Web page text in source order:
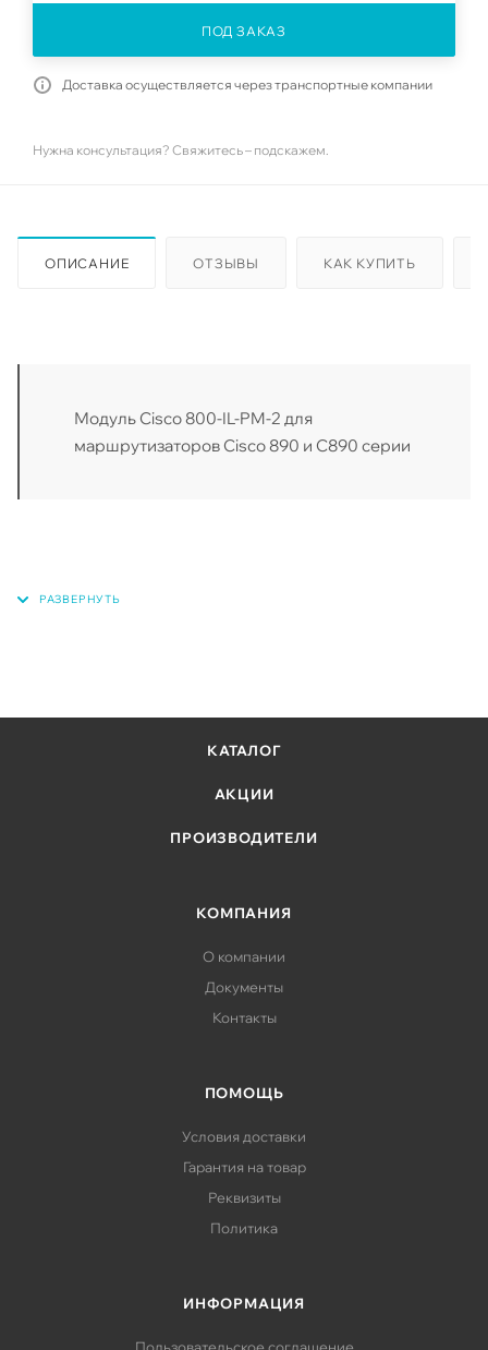
ПОД ЗАКАЗ
Доставка осуществляется через транспортные компании
Нужна консультация? Свяжитесь – подскажем.
ОПИСАНИЕ ОТЗЫВЫ КАК КУПИТЬ
Модуль Cisco 800-IL-PM-2 для
маршрутизаторов Cisco 890 и C890 серии
КАТАЛОГ
АКЦИИ
ПРОИЗВОДИТЕЛИ
КОМПАНИЯ
О компании
Документы
Контакты
ПОМОЩЬ
Условия доставки
Гарантия на товар
Реквизиты
Политика
ИНФОРМАЦИЯ